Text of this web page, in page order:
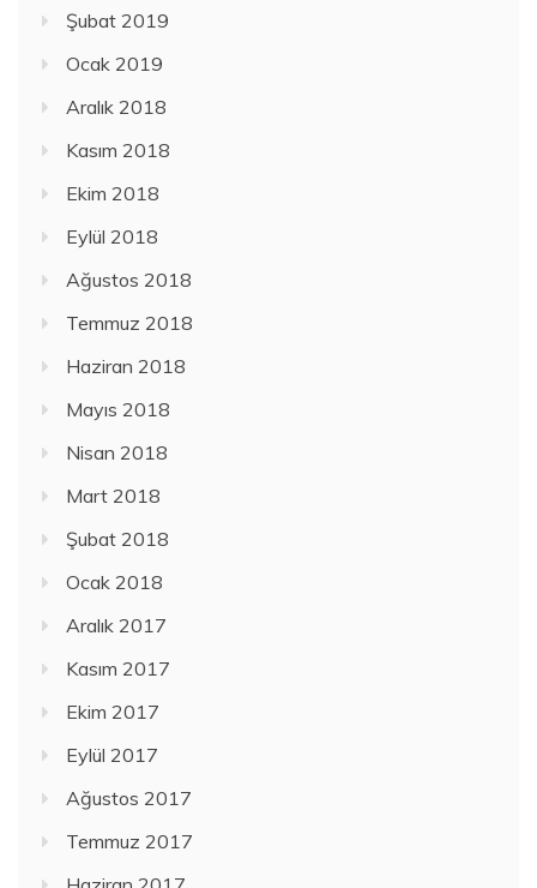
Şubat 2019
Ocak 2019
Aralık 2018
Kasım 2018
Ekim 2018
Eylül 2018
Ağustos 2018
Temmuz 2018
Haziran 2018
Mayıs 2018
Nisan 2018
Mart 2018
Şubat 2018
Ocak 2018
Aralık 2017
Kasım 2017
Ekim 2017
Eylül 2017
Ağustos 2017
Temmuz 2017